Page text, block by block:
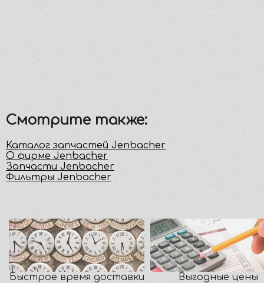
Смотрите также:
Каталог запчастей Jenbacher
О фирме Jenbacher
Запчасти Jenbacher
Фильтры Jenbacher
Быстрое время доставки Выгодные цены